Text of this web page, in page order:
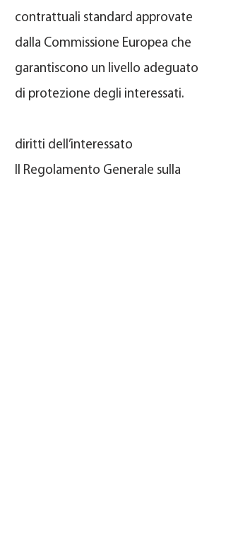
contrattuali standard approvate
dalla Commissione Europea che
garantiscono un livello adeguato
di protezione degli interessati.
diritti dell’interessato
Il Regolamento Generale sulla